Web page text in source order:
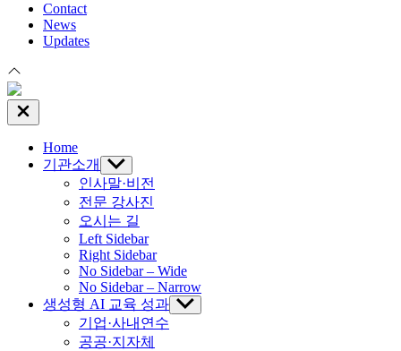
Contact
News
Updates
Close
Off
Home
기관소개
Show
sub
menu
인사말·비전
전문 강사진
오시는 길
Left Sidebar
Right Sidebar
No Sidebar – Wide
No Sidebar – Narrow
생성형 AI 교육 성과 Show
sub
기업·사내연수
공공·지자체